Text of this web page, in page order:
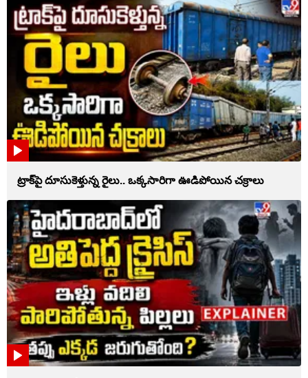
ట్రాక్‌పై దూసుకెళ్తున్న రైలు.. ఒక్కసారిగా ఊడిపోయిన చక్రాలు